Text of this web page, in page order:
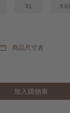
XL XXL
商品尺寸表
加入購物車